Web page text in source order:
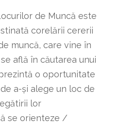
de Muncă este
corelării cererii
muncă, care vine în
află în căutarea unui
o oportunitate
a-și alege un loc de
lor
se orienteze /